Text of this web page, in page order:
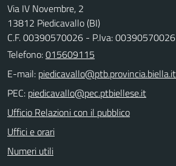
Via IV Novembre, 2
13812 Piedicavallo (BI)
C.F. 00390570026 - P.Iva: 00390570026
Telefono:015609115
E-mail:
PEC:
Ufficio Relazioni con il pubblico
Uffici e orari
Numeri utili